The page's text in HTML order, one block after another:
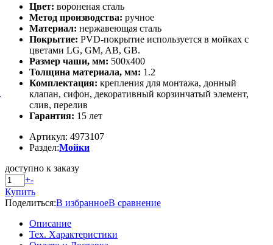
Цвет: вороненая сталь
Метод производства: ручное
Материал: нержавеющая сталь
Покрытие: PVD-покрытие используется в мойках с
цветами LG, GM, AB, GB.
Размер чаши, мм: 500x400
Толщина материала, мм: 1.2
Комплектация: крепления для монтажа, донный
клапан, сифон, декоративный корзинчатый элемент,
слив, перелив
Гарантия: 15 лет
Артикул: 4973107
Раздел:Мойки
доступно к заказу
+-
Купить
Поделиться:В избранноеВ сравнение
Описание
Тех. Характеристики